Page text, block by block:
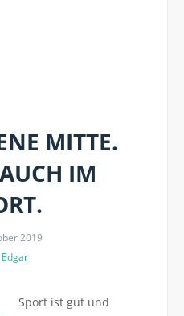
MITTE.
IM
2019
Edgar
Sport ist gut und